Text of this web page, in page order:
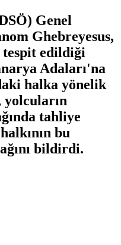
Genel
Ghebreyesus,
tespit edildiği
Adaları'na
halka yönelik
yolcuların
tahliye
bu
bildirdi.